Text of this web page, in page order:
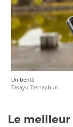
Un bentô
Tasayu Tasnaphun
Le